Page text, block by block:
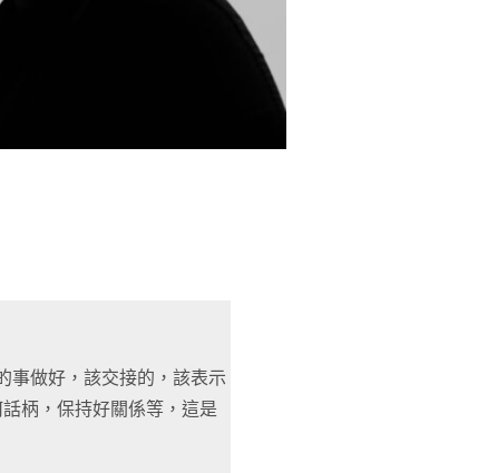
事做好，該交接的，該表示
柄，保持好關係等，這是